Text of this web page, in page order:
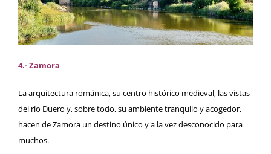
4.- Zamora
La arquitectura románica, su centro histórico medieval, las vistas
del río Duero y, sobre todo, su ambiente tranquilo y acogedor,
hacen de Zamora un destino único y a la vez desconocido para
muchos.